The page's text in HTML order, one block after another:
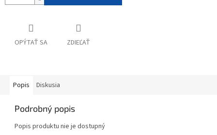
OPÝTAŤ SA ZDIEĽAŤ
Popis Diskusia
Podrobný popis
Popis produktu nie je dostupný